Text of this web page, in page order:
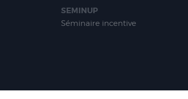
SEMINUP
Séminaire incentive